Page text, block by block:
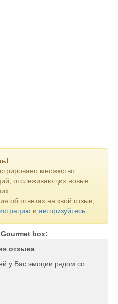
множество
отслеживающих новые
об ответах на свой отзыв,
и авторизуйтесь
box:
отзыва
у Вас эмоции рядом со